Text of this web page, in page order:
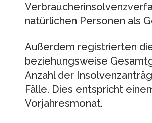
natürlichen Personen als
Außerdem registrierten
beziehungsweise
Anzahl der
Fälle. Dies entspricht
Vorjahresmonat.